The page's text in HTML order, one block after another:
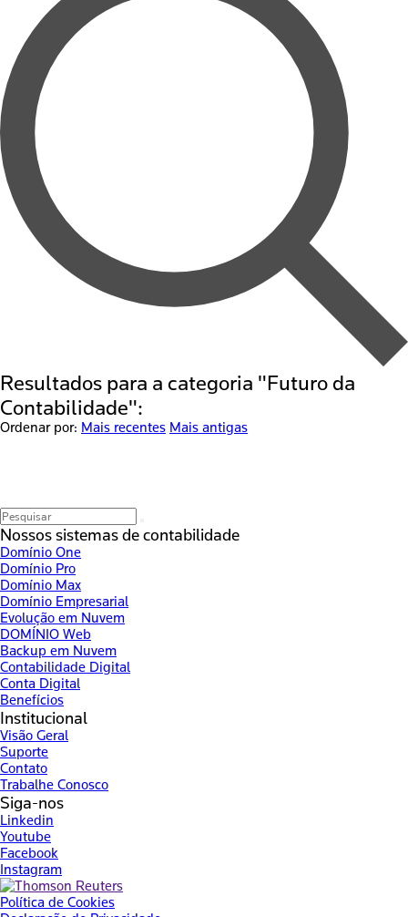
Resultados para a categoria "Futuro da
Contabilidade":
Ordenar por: Mais recentes Mais antigas
Nossos sistemas de contabilidade
Domínio One
Domínio Pro
Domínio Max
Domínio Empresarial
Evolução em Nuvem
DOMÍNIO Web
Backup em Nuvem
Contabilidade Digital
Conta Digital
Benefícios
Institucional
Visão Geral
Suporte
Contato
Trabalhe Conosco
Siga-nos
Linkedin
Youtube
Facebook
Instagram
Política de Cookies